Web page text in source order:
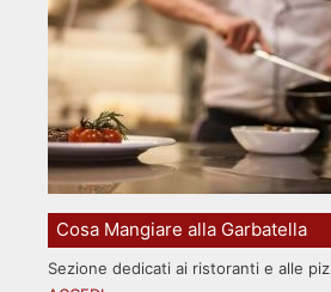
Cosa Mangiare alla Garbatella
Sezione dedicati ai ristoranti e alle